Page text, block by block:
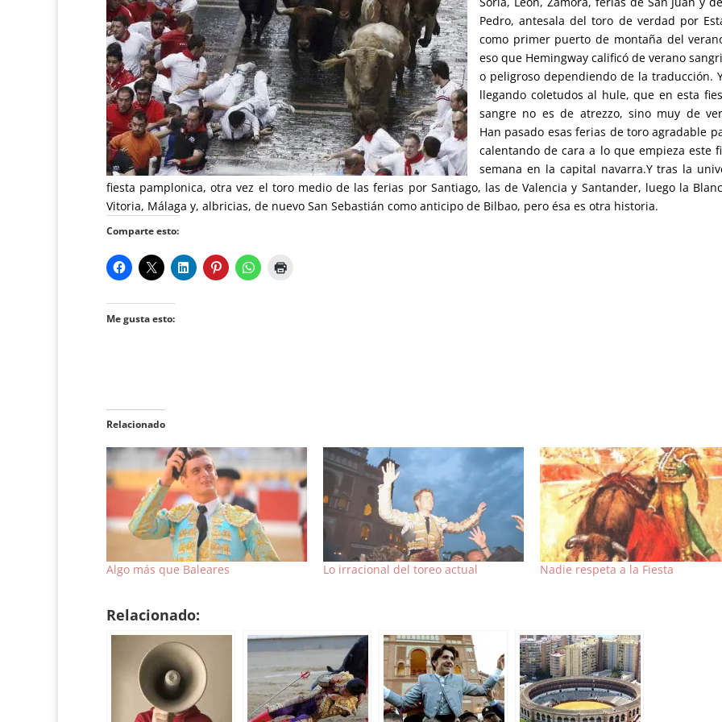
Pedro, antesala del toro de verdad por
como primer puerto de montaña del
eso que Hemingway calificó de verano
o peligroso dependiendo de la traducción.
llegando coletudos al hule, que en esta
sangre no es de atrezzo, sino muy de
Han pasado esas ferias de toro agradable
calentando de cara a lo que empieza este
semana en la capital navarra.Y tras la
fiesta pamplonica, otra vez el toro medio de las ferias por Santiago, las de Valencia y Santander, luego la
Vitoria, Málaga y, albricias, de nuevo San Sebastián como anticipo de Bilbao, pero ésa es otra historia.
Comparte esto:
Me gusta esto:
Relacionado
Algo más que Baleares Lo irracional del toreo actual Nadie respeta a la Fiesta
Relacionado: